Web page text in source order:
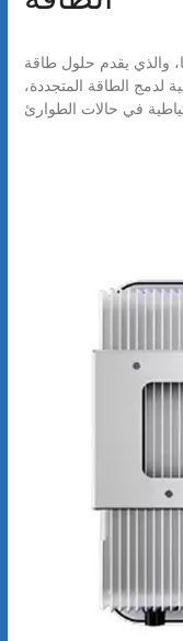
والذي يقدم حلول طاقة
لدمج الطاقة المتجددة،